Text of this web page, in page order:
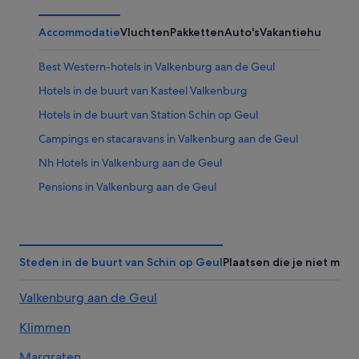
AccommodatieVluchtenPakkettenAuto'sVakantiehuizen
Best Western-hotels in Valkenburg aan de Geul
Hotels in de buurt van Kasteel Valkenburg
Hotels in de buurt van Station Schin op Geul
Campings en stacaravans in Valkenburg aan de Geul
Nh Hotels in Valkenburg aan de Geul
Pensions in Valkenburg aan de Geul
Budget in Zuid-Limburg
Hotels in de buurt van Wilhelminatoren
Van der Valk Hotels in Zuid-Limburg
Luxe in Valkenburg aan de Geul
Steden in de buurt van Schin op GeulPlaatsen die je niet mag
Valkenburg aan de Geul
Klimmen